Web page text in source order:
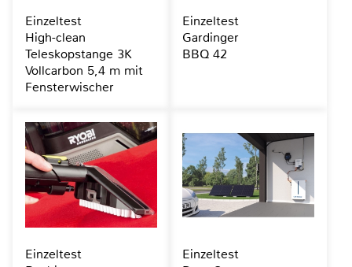
Einzeltest
High-clean
Teleskopstange 3K
Vollcarbon 5,4 m mit
Fensterwischer
Einzeltest
Gardinger
BBQ 42
Einzeltest
Einzeltest